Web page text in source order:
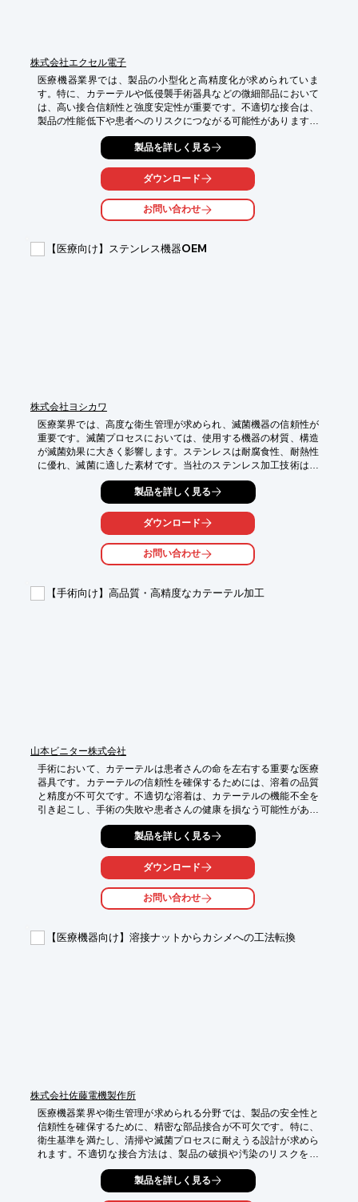
株式会社エクセル電子
医療機器業界では、製品の小型化と高精度化が求められていま
す。特に、カテーテルや低侵襲手術器具などの微細部品において
は、高い接合信頼性と強度安定性が重要です。不適切な接合は、
製品の性能低下や患者へのリスクにつながる可能性があります。
当社の「微細・極小・精密かしめ加工」は、これらの課題に対応
し、医療機器の品質向上に貢献します。
【活用シーン】
・医療用マイクロデバイス（カテーテルや低侵襲手術器具）
・長期間の使用に耐えうる高い接合信頼性と強度安定
製品を詳しく見る
ダウンロード
お問い合わせ
【医療向け】ステンレス機器OEM
株式会社ヨシカワ
医療業界では、高度な衛生管理が求められ、滅菌機器の信頼性が
重要です。滅菌プロセスにおいては、使用する機器の材質、構造
が滅菌効果に大きく影響します。ステンレスは耐腐食性、耐熱性
に優れ、滅菌に適した素材です。当社のステンレス加工技術は、
医療現場の厳しい要求に応える滅菌機器の設計・製造を可能にし
ます。お客様のイメージを基に、最適な滅菌機器をオーダーメイ
ドで提供します。
【活用シーン】
・手術器具の滅菌
・医療用器材の滅菌
【導入の効果】
製品を詳しく見る
ダウンロード
お問い合わせ
【手術向け】高品質・高精度なカテーテル加工
山本ビニター株式会社
手術において、カテーテルは患者さんの命を左右する重要な医療
器具です。カテーテルの信頼性を確保するためには、溶着の品質
と精度が不可欠です。不適切な溶着は、カテーテルの機能不全を
引き起こし、手術の失敗や患者さんの健康を損なう可能性があり
ます。当社の高周波ウェルダーは、分子レベルでの溶着を可能に
し、高い溶着強度と均一な加工を実現します。
【活用シーン】
・カテーテルの製造
・医療用チューブの接合
・医療機器部品の溶着
・高い溶着強度による製品の信頼性向上
製品を詳しく見る
ダウンロード
お問い合わせ
【医療機器向け】溶接ナットからカシメへの工法転換
株式会社佐藤電機製作所
医療機器業界や衛生管理が求められる分野では、製品の安全性と
信頼性を確保するために、精密な部品接合が不可欠です。特に、
衛生基準を満たし、清掃や滅菌プロセスに耐えうる設計が求めら
れます。不適切な接合方法は、製品の破損や汚染のリスクを高
め、医療現場での安全性に影響を与える可能性があります。当社
の溶接ナットからカシメへの工法転換は、こうした課題に対し、
品質を維持しながら効率的な接合を実現します。
製品を詳しく見る